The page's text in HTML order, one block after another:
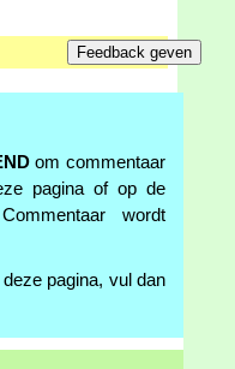
om commentaar
pagina of op de
wordt
pagina, vul dan